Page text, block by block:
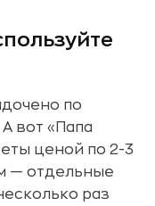
по
вот «Папа
ценой по 2-3
— отдельные
раз